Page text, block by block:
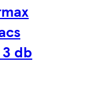
db